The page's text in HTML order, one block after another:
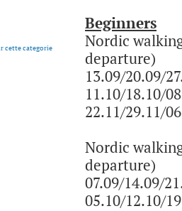
cette categorie
Beginners
Nordic
departure)
13.09/20.09/
11.10/18.10/
22.11/29.11/
Nordic
departure)
07.09/14.09/
05.10/12.10/